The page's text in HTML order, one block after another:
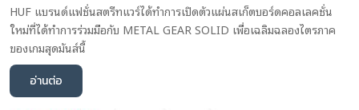
HUF แบรนด์แฟชั่นสตรีทแวร์ได้ทำการเปิดตัวแผ่นสเก็ตบอร์ดคอลเลคชั่น
ใหม่ที่ได้ทำการร่วมมือกับ METAL GEAR SOLID เพื่อเฉลิมฉลองไตรภาค
ของเกมสุดมันส์นี้
อ่านต่อ